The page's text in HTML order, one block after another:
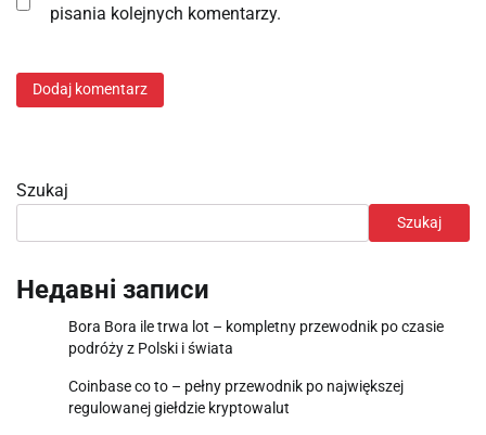
pisania kolejnych komentarzy.
Szukaj
Szukaj
Недавні записи
Bora Bora ile trwa lot – kompletny przewodnik po czasie
podróży z Polski i świata
Coinbase co to – pełny przewodnik po największej
regulowanej giełdzie kryptowalut